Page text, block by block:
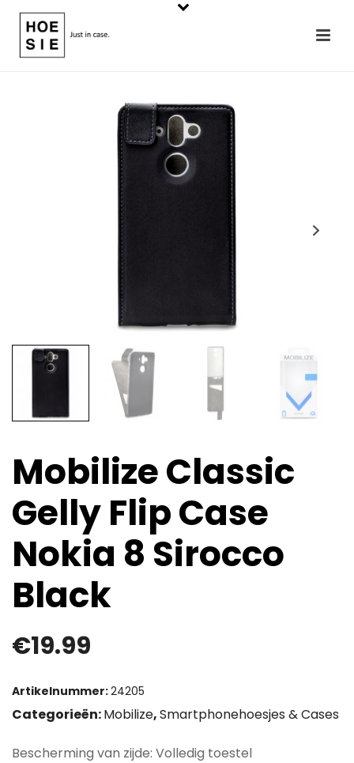
Mobilize Classic
Gelly Flip Case
Nokia 8 Sirocco
Black
€19.99
Artikelnummer:24205
Categorieën:Mobilize,Smartphonehoesjes & Cases
Bescherming van zijde: Volledig toestel